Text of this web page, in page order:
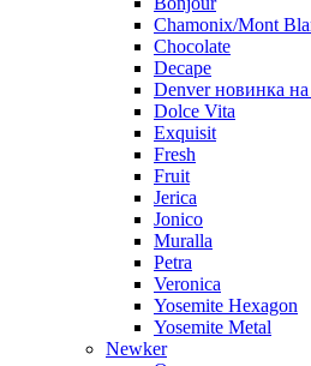
Chamonix/Mont
Chocolate
Decape
Denver новинка на
Dolce Vita
Exquisit
Fresh
Fruit
Jerica
Jonico
Muralla
Petra
Veroniсa
Yosemite Hexagon
Yosemite Metal
Newker